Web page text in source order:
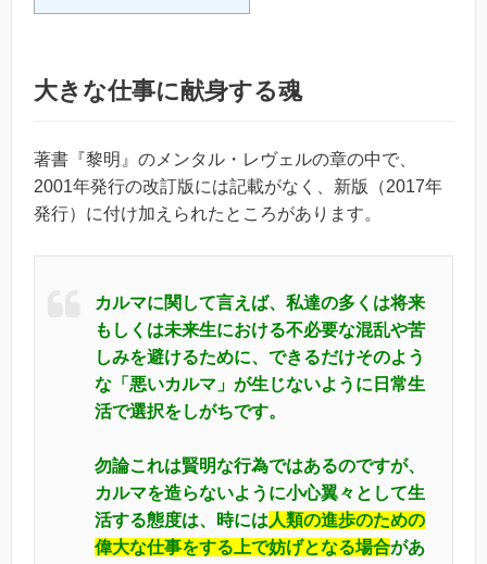
大きな仕事に献身する魂
著書『黎明』のメンタル・レヴェルの章の中で、
2001年発行の改訂版には記載がなく、新版（2017年
発行）に付け加えられたところがあります。
カルマに関して言えば、私達の多くは将来
もしくは未来生における不必要な混乱や苦
しみを避けるために、できるだけそのよう
な「悪いカルマ」が生じないように日常生
活で選択をしがちです。
勿論これは賢明な行為ではあるのですが、
カルマを造らないように小心翼々として生
活する態度は、時には 人類の進歩のための
偉大な仕事をする上で妨げとなる場合があ